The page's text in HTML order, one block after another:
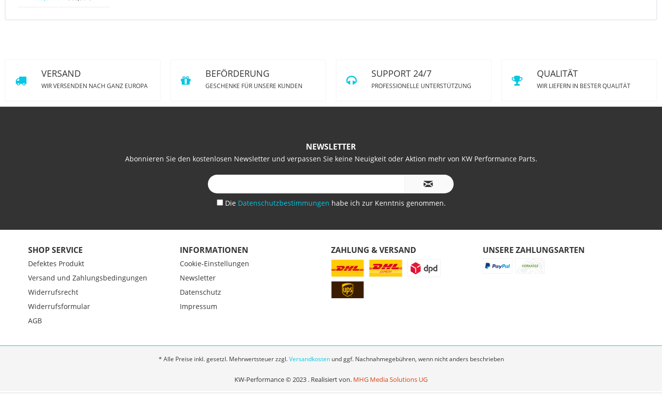
VERSAND
WIR VERSENDEN NACH GANZ EUROPA
BEFÖRDERUNG
GESCHENKE FÜR UNSERE KUNDEN
SUPPORT 24/7
PROFESSIONELLE UNTERSTÜTZUNG
QUALITÄT
WIR LIEFERN IN BESTER QUALITÄT
NEWSLETTER
Abonnieren Sie den kostenlosen Newsletter und verpassen Sie keine Neuigkeit oder Aktion mehr von KW Performance Parts.
Die Datenschutzbestimmungen habe ich zur Kenntnis genommen.
SHOP SERVICE
Defektes Produkt
Versand und Zahlungsbedingungen
Widerrufsrecht
Widerrufsformular
AGB
INFORMATIONEN
Cookie-Einstellungen
Newsletter
Datenschutz
Impressum
ZAHLUNG & VERSAND UNSERE ZAHLUNGSARTEN
* Alle Preise inkl. gesetzl. Mehrwertsteuer zzgl.Versandkostenund ggf. Nachnahmegebühren, wenn nicht anders beschrieben
KW-Performance © 2023 . Realisiert von. MHG Media Solutions UG